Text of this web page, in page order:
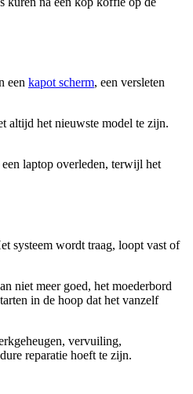
een kapot scherm, een versleten
altijd het nieuwste model te zijn.
laptop overleden, terwijl het
systeem wordt traag, loopt vast of
niet meer goed, het moederbord
in de hoop dat het vanzelf
vervuiling,
reparatie hoeft te zijn.